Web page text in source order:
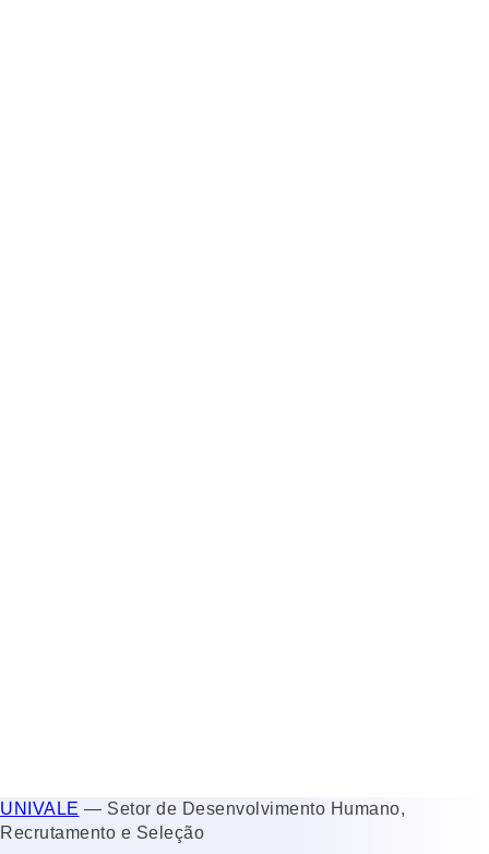
UNIVALE — Setor de Desenvolvimento Humano,
Recrutamento e Seleção